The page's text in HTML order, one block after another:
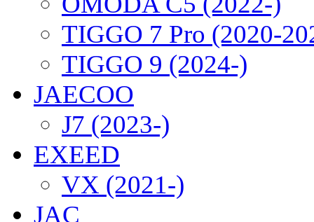
TIGGO 7 Pro (2020-
TIGGO 9 (2024-)
JAECOO
J7 (2023-)
EXEED
VX (2021-)
JAC